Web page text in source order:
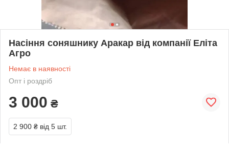
Насіння соняшнику Аракар від компанії Еліта
Агро
Немає в наявності
Опт і роздріб
3 000 ₴
2 900 ₴ від 5 шт.